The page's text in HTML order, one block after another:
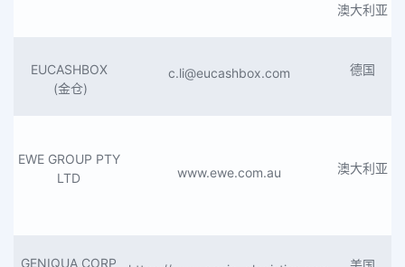
澳大利亚
EUCASHBOX
(金仓)
c.li@eucashbox.com 德国
EWE GROUP PTY
LTD
www.ewe.com.au 澳大利亚
GENIQUA CORP